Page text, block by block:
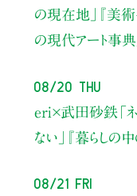
の現在地」
『美
の現代アート事
08/20 Thu
eri×武田砂鉄「
ない」
『暮らしの
08/21 Fri